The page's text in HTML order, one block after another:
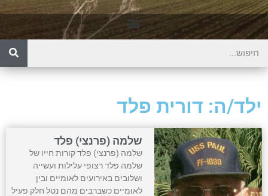
ילד/ה: דורית פלד
שלמה (פרנצי) פלד
שלמה (פרנצי) פלד קורות חייו של
שלמה פלד רצופי עלילות ועשייה
ושלובים באירועים לאומיים ובין
לאומיים כשברבים מהם נטל חלק פעיל